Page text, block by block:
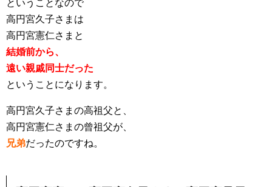
ということなので
高円宮久子さまは
高円宮憲仁さまと
結婚前から、
遠い親戚同士だった
ということになります。
高円宮久子さまの高祖父と、
高円宮憲仁さまの曾祖父が、
兄弟だったのですね。